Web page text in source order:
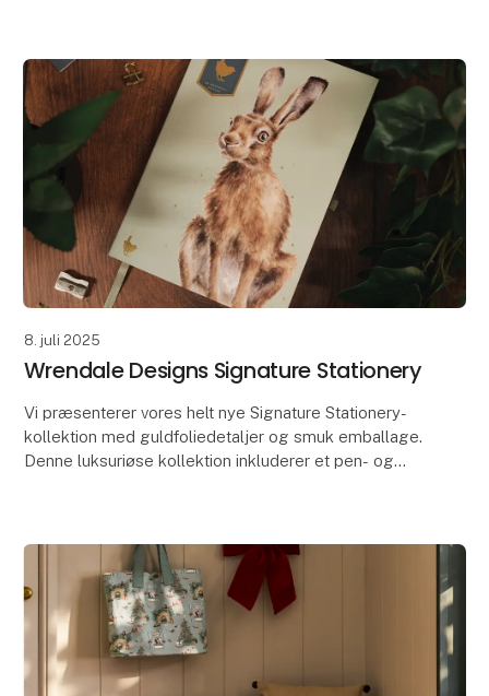
8. juli 2025
Wrendale Designs Signature Stationery
Vi præsenterer vores helt nye Signature Stationery-
kollektion med guldfoliedetaljer og smuk emballage.
Denne luksuriøse kollektion inkluderer et pen- og